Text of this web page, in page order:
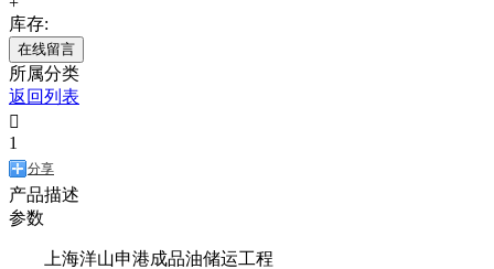
库存:
在线留言
所属分类
返回列表

1
分享
产品描述
参数
上海洋山申港成品油储运工程